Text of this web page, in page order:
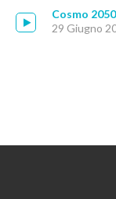
Cosmo
29 Giugno